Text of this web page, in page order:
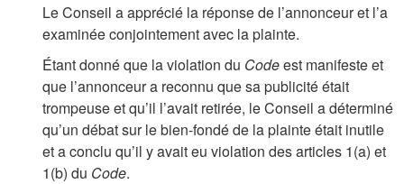
Le Conseil a apprécié la réponse de l’annonceur et l’a
examinée conjointement avec la plainte.
Étant donné que la violation du Codeest manifeste et
que l’annonceur a reconnu que sa publicité était
trompeuse et qu’il l’avait retirée, le Conseil a déterminé
qu’un débat sur le bien-fondé de la plainte était inutile
et a conclu qu’il y avait eu violation des articles 1(a) et
1(b) du Code.